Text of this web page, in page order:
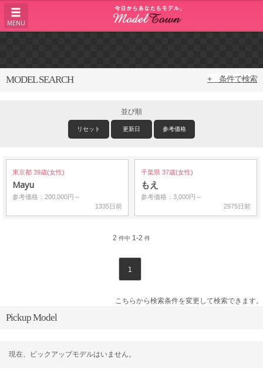
MENU
MODEL SEARCH + 条件で検索
並び順
リセット 更新日 参考価格
東京都 39歳(女性)
Mayu
参考価格：200,000円～
1335日前
千葉県 37歳(女性)
もえ
参考価格：3,000円～
2975日前
2 件中 1-2 件
1
こちらから検索条件を変更して検索できます。
Pickup Model
現在、ピックアップモデルはいません。